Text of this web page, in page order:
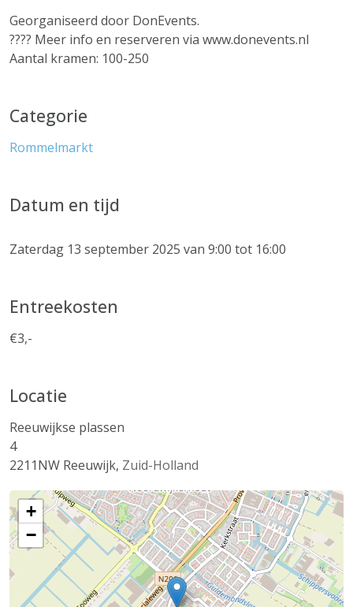
Georganiseerd door DonEvents.
???? Meer info en reserveren via www.donevents.nl
Aantal kramen: 100-250
Categorie
Rommelmarkt
Datum en tijd
Zaterdag 13 september 2025 van 9:00 tot 16:00
Entreekosten
€3,-
Locatie
Reeuwijkse plassen
4
2211NW Reeuwijk, Zuid-Holland
+
−